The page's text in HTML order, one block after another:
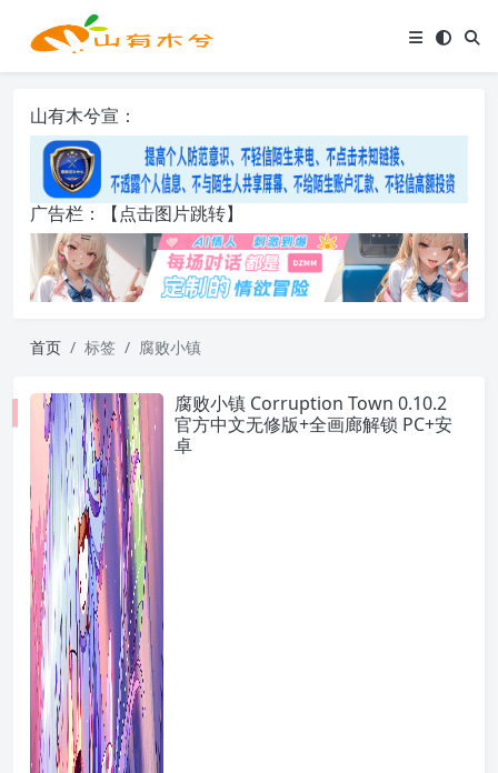
山有木兮宣：
广告栏：【点击图片跳转】
首页 标签 腐败小镇
腐败小镇 Corruption Town 0.10.2
官方中文无修版+全画廊解锁 PC+安
卓